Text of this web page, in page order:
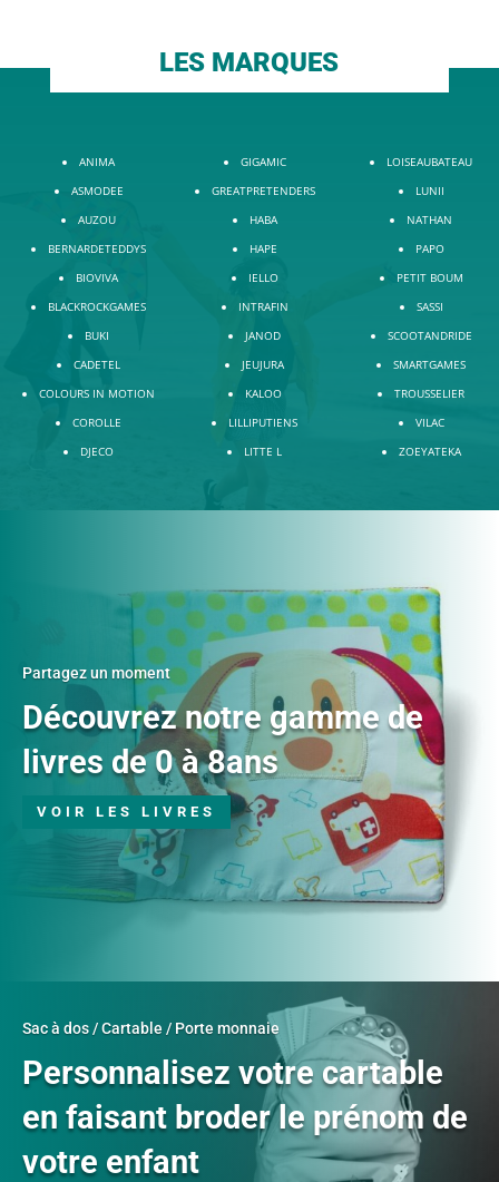
LES MARQUES
ANIMA
ASMODEE
AUZOU
BERNARDETEDDYS
BIOVIVA
BLACKROCKGAMES
BUKI
CADETEL
COLOURS IN MOTION
COROLLE
DJECO
GIGAMIC
GREATPRETENDERS
HABA
HAPE
IELLO
INTRAFIN
JANOD
JEUJURA
KALOO
LILLIPUTIENS
LITTE L
LOISEAUBATEAU
LUNII
NATHAN
PAPO
PETIT BOUM
SASSI
SCOOTANDRIDE
SMARTGAMES
TROUSSELIER
VILAC
ZOEYATEKA
Partagez un moment
Découvrez notre gamme de
livres de 0 à 8ans
VOIR LES LIVRES
Sac à dos / Cartable / Porte monnaie
Personnalisez votre cartable
en faisant broder le prénom de
votre enfant